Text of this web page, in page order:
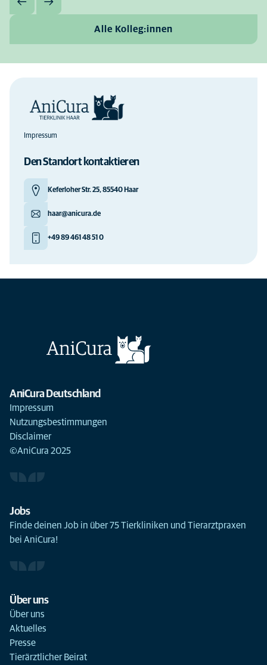
Alle Kolleg:innen
Impressum
Den Standort kontaktieren
Keferloher Str. 25, 85540 Haar
haar@anicura.de
+49 89 461 48 51 0
AniCura Deutschland
Impressum
Nutzungsbestimmungen
Disclaimer
©AniCura 2025
Jobs
Finde deinen Job in über 75 Tierkliniken und Tierarztpraxen
bei AniCura!
Über uns
Über uns
Aktuelles
Presse
Tierärztlicher Beirat